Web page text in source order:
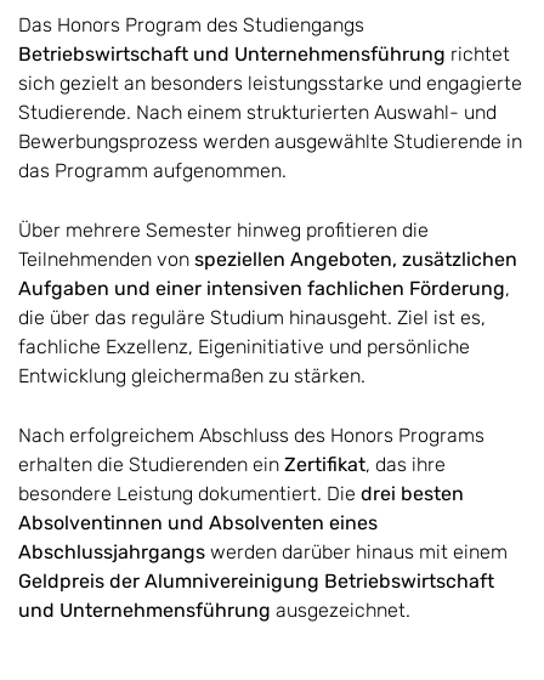
Das Honors Program des Studiengangs
Betriebswirtschaft und Unternehmensführung richtet
sich gezielt an besonders leistungsstarke und engagierte
Studierende. Nach einem strukturierten Auswahl- und
Bewerbungsprozess werden ausgewählte Studierende in
das Programm aufgenommen.
Über mehrere Semester hinweg profitieren die
Teilnehmenden von speziellen Angeboten, zusätzlichen
Aufgaben und einer intensiven fachlichen Förderung,
die über das reguläre Studium hinausgeht. Ziel ist es,
fachliche Exzellenz, Eigeninitiative und persönliche
Entwicklung gleichermaßen zu stärken.
Nach erfolgreichem Abschluss des Honors Programs
erhalten die Studierenden ein Zertifikat, das ihre
besondere Leistung dokumentiert. Die drei besten
Absolventinnen und Absolventen eines
Abschlussjahrgangs werden darüber hinaus mit einem
Geldpreis der Alumnivereinigung Betriebswirtschaft
und Unternehmensführung ausgezeichnet.